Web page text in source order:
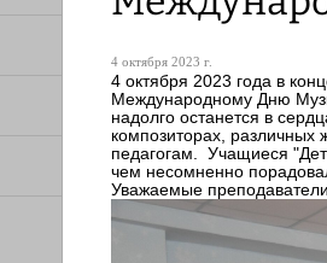
4 октября 2023 г.
4 октября 2023 года в
Международному Дню
надолго останется в
композиторах, различных
педагогам. Учащиеся
чем несомненно
Уважаемые